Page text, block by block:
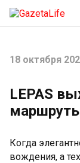
18 октября
LEPAS
Когда
вождения, а